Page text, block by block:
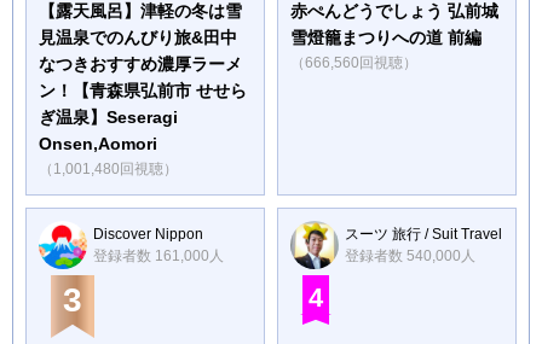
【露天風呂】津軽の冬は雪
見温泉でのんびり旅&田中
なつきおすすめ濃厚ラーメ
ン！【青森県弘前市 せせら
ぎ温泉】Seseragi
Onsen,Aomori
（1,001,480回視聴）
赤ぺんどうでしょう 弘前城
雪燈籠まつりへの道 前編
（666,560回視聴）
Discover Nippon
登録者数 161,000人
3
スーツ 旅行 / Suit Travel
登録者数 540,000人
4